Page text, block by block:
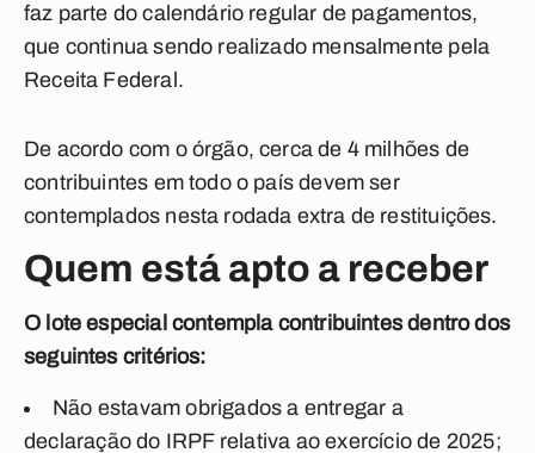
faz parte do calendário regular de pagamentos,
que continua sendo realizado mensalmente pela
Receita Federal.
De acordo com o órgão, cerca de 4 milhões de
contribuintes em todo o país devem ser
contemplados nesta rodada extra de restituições.
Quem está apto a receber
O lote especial contempla contribuintes dentro dos
seguintes critérios:
Não estavam obrigados a entregar a
declaração do IRPF relativa ao exercício de 2025;